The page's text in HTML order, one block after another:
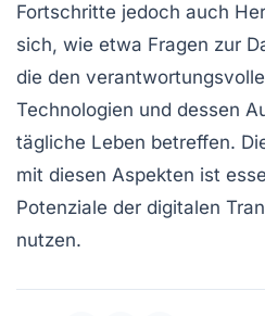
Fortschritte jedoch auch
sich, wie etwa Fragen zur
die den
Technologien und dessen
tägliche Leben betreffen.
mit diesen Aspekten ist
Potenziale der digitalen
nutzen.